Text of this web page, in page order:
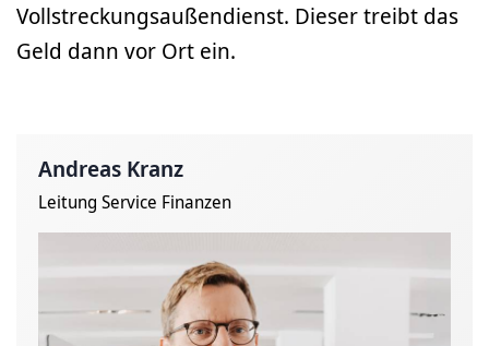
Vollstreckungsaußendienst. Dieser treibt das
Geld dann vor Ort ein.
Andreas Kranz
Leitung Service Finanzen